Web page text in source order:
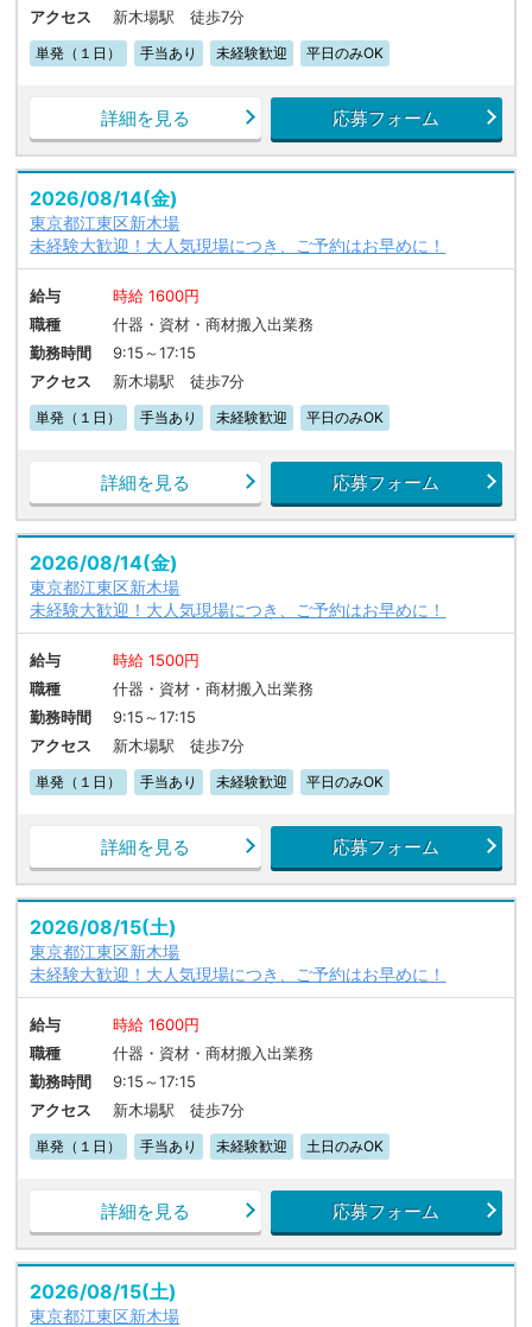
アクセス
新木場駅 徒歩7分
単発（１日） 手当あり 未経験歓迎 平日のみOK
詳細を見る 応募フォーム
2026/08/14(金)
東京都江東区新木場
未経験大歓迎！大人気現場につき、ご予約はお早めに！
給与
時給 1600円
職種
什器・資材・商材搬入出業務
勤務時間
9:15～17:15
アクセス
新木場駅 徒歩7分
単発（１日） 手当あり 未経験歓迎 平日のみOK
詳細を見る 応募フォーム
2026/08/14(金)
東京都江東区新木場
未経験大歓迎！大人気現場につき、ご予約はお早めに！
給与
時給 1500円
職種
什器・資材・商材搬入出業務
勤務時間
9:15～17:15
アクセス
新木場駅 徒歩7分
単発（１日） 手当あり 未経験歓迎 平日のみOK
詳細を見る 応募フォーム
2026/08/15(土)
東京都江東区新木場
未経験大歓迎！大人気現場につき、ご予約はお早めに！
給与
時給 1600円
職種
什器・資材・商材搬入出業務
勤務時間
9:15～17:15
アクセス
新木場駅 徒歩7分
単発（１日） 手当あり 未経験歓迎 土日のみOK
詳細を見る 応募フォーム
2026/08/15(土)
東京都江東区新木場